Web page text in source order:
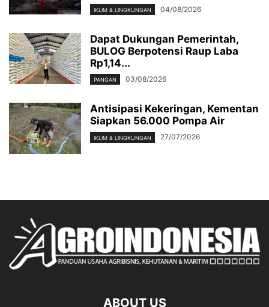
IKLIM & LINGKUNGAN 04/08/2026
Dapat Dukungan Pemerintah,
BULOG Berpotensi Raup Laba
Rp1,14...
PANGAN 03/08/2026
Antisipasi Kekeringan, Kementan
Siapkan 56.000 Pompa Air
IKLIM & LINGKUNGAN 27/07/2026
ABOUT US